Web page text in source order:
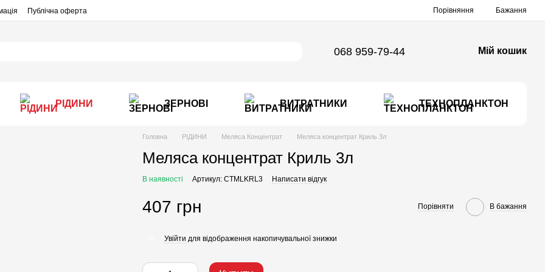
Публічна оферта Порівняння Бажання
068 959-79-44 Мій кошик
РІДИНИ ЗЕРНОВІ ВИТРАТНИКИ ТЕХНОПЛАНКТОН
Головна РІДИНИ Меляса Концентрат Меляса концентрат Криль 3л
Меляса концентрат Криль 3л
В наявності Артикул: CTMLKRL3 Написати відгук
407 грн Порівняти В бажання
Увійти для відображення накопичувальної знижки